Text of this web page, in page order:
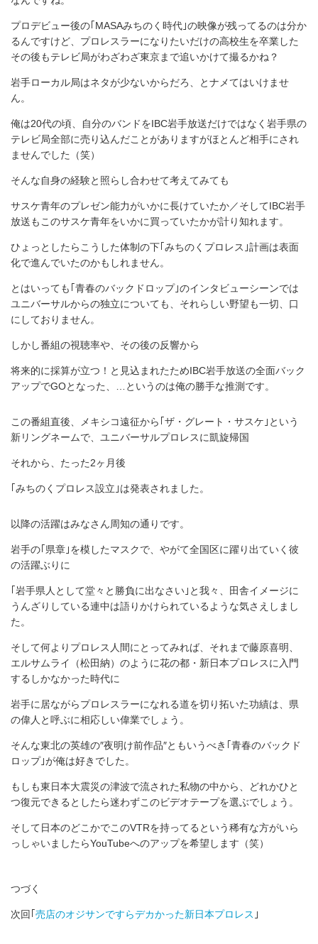
プロデビュー後の｢MASAみちのく時代｣の映像が残ってるのは分か
るんですけど、プロレスラーになりたいだけの高校生を卒業した
その後もテレビ局がわざわざ東京まで追いかけて撮るかね？
岩手ローカル局はネタが少ないからだろ、とナメてはいけませ
ん。
俺は20代の頃、自分のバンドをIBC岩手放送だけではなく岩手県の
テレビ局全部に売り込んだことがありますがほとんど相手にされ
ませんでした（笑）
そんな自身の経験と照らし合わせて考えてみても
サスケ青年のプレゼン能力がいかに長けていたか／そしてIBC岩手
放送もこのサスケ青年をいかに買っていたかが計り知れます。
ひょっとしたらこうした体制の下｢みちのくプロレス｣計画は表面
化で進んでいたのかもしれません。
とはいっても｢青春のバックドロップ｣のインタビューシーンでは
ユニバーサルからの独立についても、それらしい野望も一切、口
にしておりません。
しかし番組の視聴率や、その後の反響から
将来的に採算が立つ！と見込まれたためIBC岩手放送の全面バック
アップでGOとなった、…というのは俺の勝手な推測です。
この番組直後、メキシコ遠征から｢ザ・グレート・サスケ｣という
新リングネームで、ユニバーサルプロレスに凱旋帰国
それから、たった2ヶ月後
｢みちのくプロレス設立｣は発表されました。
以降の活躍はみなさん周知の通りです。
岩手の｢県章｣を模したマスクで、やがて全国区に躍り出ていく彼
の活躍ぶりに
｢岩手県人として堂々と勝負に出なさい｣と我々、田舎イメージに
うんざりしている連中は語りかけられているような気さえしまし
た。
そして何よりプロレス人間にとってみれば、それまで藤原喜明、
エルサムライ（松田納）のように花の都・新日本プロレスに入門
するしかなかった時代に
岩手に居ながらプロレスラーになれる道を切り拓いた功績は、県
の偉人と呼ぶに相応しい偉業でしょう。
そんな東北の英雄の″夜明け前作品″ともいうべき｢青春のバックド
ロップ｣が俺は好きでした。
もしも東日本大震災の津波で流された私物の中から、どれかひと
つ復元できるとしたら迷わずこのビデオテープを選ぶでしょう。
そして日本のどこかでこのVTRを持ってるという稀有な方がいら
っしゃいましたらYouTubeへのアップを希望します（笑）
つづく
次回｢ 売店のオジサンですらデカかった新日本プロレス ｣